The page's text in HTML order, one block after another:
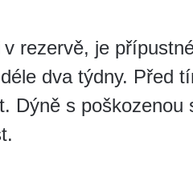
rezervě, je
dva týdny. Před
Dýně s poškozenou